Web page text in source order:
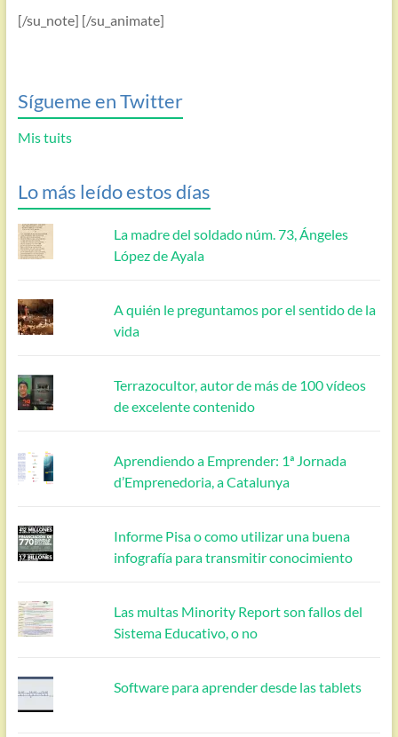
[/su_note] [/su_animate]
Sígueme en Twitter
Mis tuits
Lo más leído estos días
La madre del soldado núm. 73, Ángeles
López de Ayala
A quién le preguntamos por el sentido de la
vida
Terrazocultor, autor de más de 100 vídeos
de excelente contenido
Aprendiendo a Emprender: 1ª Jornada
d’Emprenedoria, a Catalunya
Informe Pisa o como utilizar una buena
infografía para transmitir conocimiento
Las multas Minority Report son fallos del
Sistema Educativo, o no
Software para aprender desde las tablets